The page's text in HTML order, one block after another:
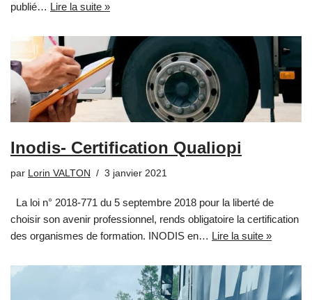
publié… Lire la suite »
Inodis- Certification Qualiopi
par Lorin VALTON 3 janvier 2021
La loi n° 2018-771 du 5 septembre 2018 pour la liberté de
choisir son avenir professionnel, rends obligatoire la certification
des organismes de formation. INODIS en… Lire la suite »